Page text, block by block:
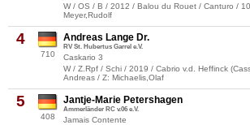
W / OS / B / 2012 / Balou du Rouet / Canturo /
Meyer,Rudolf
4
710
Andreas Lange Dr.
RV St. Hubertus Garrel e.V.
Caskario 3
W / Z.Rpf / Schi / 2019 / Cabrio v.d. Heffinck
Andreas / Z: Michaelis,Olaf
5
408
Jantje-Marie Petershagen
Ammerländer RC v.06 e.V.
Jamais Contente